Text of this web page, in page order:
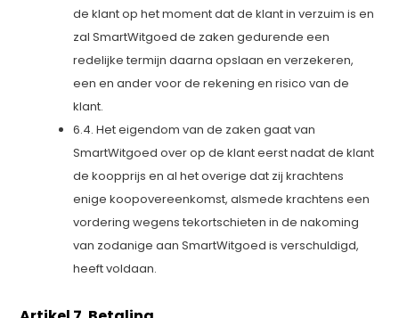
de klant op het moment dat de klant in verzuim is en
zal SmartWitgoed de zaken gedurende een
redelijke termijn daarna opslaan en verzekeren,
een en ander voor de rekening en risico van de
klant.
6.4. Het eigendom van de zaken gaat van
SmartWitgoed over op de klant eerst nadat de klant
de koopprijs en al het overige dat zij krachtens
enige koopovereenkomst, alsmede krachtens een
vordering wegens tekortschieten in de nakoming
van zodanige aan SmartWitgoed is verschuldigd,
heeft voldaan.